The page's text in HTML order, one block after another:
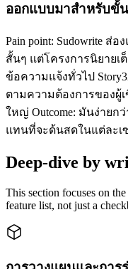
ออกแบบมาสำหรับขั้
Pain point: Sudowrite ส่
สั้นๆ แต่โครงการนิยาย
ข้อความแจ้งทั่วไป
ตามความต้องการของผู้
ใหญ่ Outcome: มันง่ายก
แทนที่จะด้นสดในแต่ละเ
Deep-dive by
This section focuses on
feature list, not just a